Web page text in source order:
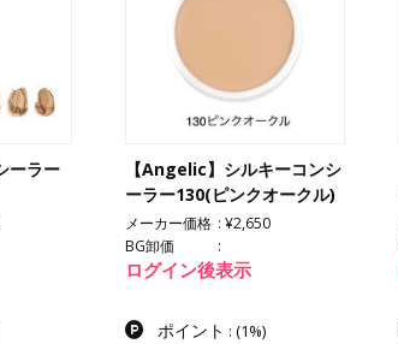
ーラー
【Angelic】シルキーコンシ
ーラー130(ピンクオークル)
メーカー価格
¥2,650
BG卸価
ログイン後表示
ポイント :(1%)